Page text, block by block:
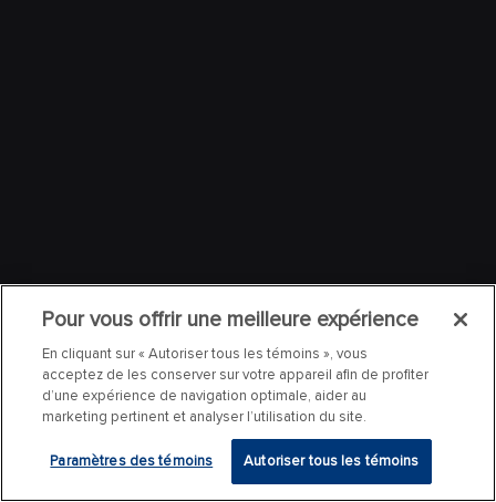
Pour vous offrir une meilleure expérience
En cliquant sur « Autoriser tous les témoins », vous
acceptez de les conserver sur votre appareil afin de profiter
d’une expérience de navigation optimale, aider au
marketing pertinent et analyser l’utilisation du site.
Paramètres des témoins Autoriser tous les témoins